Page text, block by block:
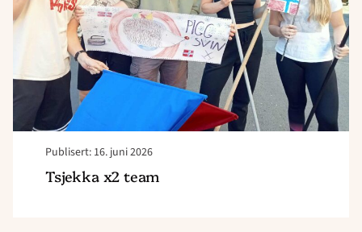
Publisert: 16. juni 2026
Tsjekka x2 team